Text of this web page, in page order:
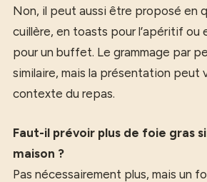
Non, il peut aussi être proposé en
cuillère, en toasts pour l’apéritif ou
pour un buffet. Le grammage par
similaire, mais la présentation peut
contexte du repas.
Faut-il prévoir plus de foie gras
maison ?
Pas nécessairement plus, mais un